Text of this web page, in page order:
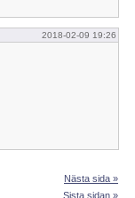
2018-02-09 19:26
Nästa sida »
Sista sidan »